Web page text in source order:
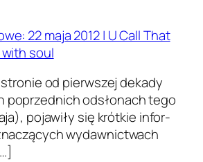
22 maja 2012 | U Call That
with soul
od pier­wszej dekady
poprzed­nich odsłonach tego
pojaw­iły się krótkie infor­
wydawnictwach